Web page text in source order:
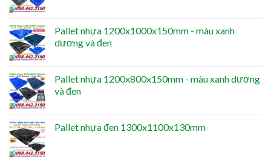
Pallet nhựa 1200x1000x150mm - màu xanh
dương và đen
Pallet nhựa 1200x800x150mm - màu xanh dương
và đen
Pallet nhựa đen 1300x1100x130mm